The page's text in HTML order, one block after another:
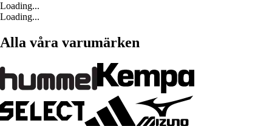
Loading...
Loading...
Alla våra varumärken